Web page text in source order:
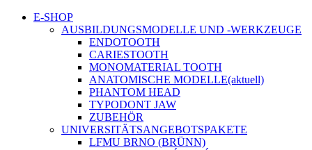
E-SHOP
AUSBILDUNGSMODELLE UND -WERKZEUGE
ENDOTOOTH
CARIESTOOTH
MONOMATERIAL TOOTH
ANATOMISCHE MODELLE(aktuell)
PHANTOM HEAD
TYPODONT JAW
ZUBEHÖR
UNIVERSITÄTSANGEBOTSPAKETE
LFMU BRNO (BRÜNN)